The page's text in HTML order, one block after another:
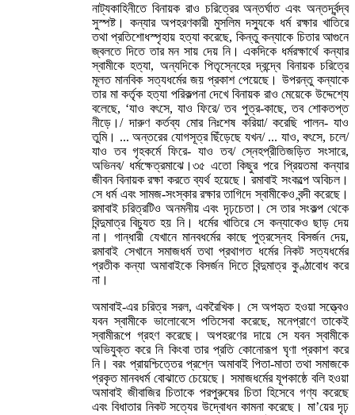
নাট্যকাহিনীতে বিনায়ক রাও চরিত্রের অন্তর্ঘাত এবং অন্তর্দ্বন্দ্ব
সুস্পষ্ট। কন্যার অপহরণকারী মুসলিম দস্যুকে ধর্ম রক্ষার খাতিরে
তথা প্রতিশোধস্পৃহায় হত্যা করেছে, কিন্তু কন্যাকে চিতার আগুনে
জ্বলতে দিতে তার মন সায় দেয় নি। একদিকে ধর্মরক্ষার্থে কন্যার
স্বামীকে হত্যা, অন্যদিকে পিতৃস্নেহের দ্বন্দ্বে বিনায়ক চরিত্রে
মূলত মানবিক সত্যধর্মের জয় প্রকাশ পেয়েছে। উপরন্তু কন্যাকে
তার মা কর্তৃক হত্যা পরিকল্পনা দেখে বিনায়ক রাও মেয়েকে উদ্দেশ্যে
বলেছে, ‘যাও বৎসে, যাও ফিরে/ তব পুত্র-কাছে, তব শোকতপ্ত
নীড়ে।/ দারুণ কর্তব্য মোর নিঃশেষ করিয়া/ করেছি পালন- যাও
তুমি। ... অন্তরের যোগসূত্র ছিঁড়েছে যখন/ ... যাও, বৎসে, চলে/
যাও তব গৃহকর্মে ফিরে- যাও তব/ স্নেহপ্রীতিজড়িত সংসারে,
অভিনব/ ধর্মক্ষেত্রমাঝে।৩৫ এতো কিছুর পরে প্রিয়তমা কন্যার
জীবন বিনায়ক রক্ষা করতে ব্যর্থ হয়েছে। রমাবাই সংকল্পে অবিচল।
সে ধর্ম এবং সামজ-সংস্কার রক্ষার তাগিদে স্বামীকেও বন্দী করেছে।
রমাবাই চরিত্রটিও অনমনীয় এবং দৃঢ়চেতা। সে তার সংকল্প থেকে
বিন্দুমাত্র বিচ্যুত হয় নি। ধর্মের খাতিরে সে কন্যাকেও ছাড় দেয়
না। গান্ধারী যেখানে মানবধর্মের কাছে পুত্রস্নেহ বিসর্জন দেয়,
রমাবাই সেখানে সমাজধর্ম তথা প্রথাগত ধর্মের নিকট সত্যধর্মের
প্রতীক কন্যা অমাবাইকে বিসর্জন দিতে বিন্দুমাত্র কুণ্ঠাবোধ করে
না।
অমাবাই-এর চরিত্র সরল, একরৈখিক। সে অপহৃত হওয়া সত্ত্বেও
যবন স্বামীকে ভালোবেসে পতিসেবা করেছে, মনেপ্রাণে তাকেই
স্বামীরূপে গ্রহণ করেছে। অপহরণের দায়ে সে যবন স্বামীকে
অভিযুক্ত করে নি কিংবা তার প্রতি কোনোরূপ ঘৃণা প্রকাশ করে
নি। বরং প্রায়শ্চিত্তের প্রশ্নে অমাবাই পিতা-মাতা তথা সমাজকে
প্রকৃত মানবধর্ম বোঝাতে চেয়েছে। সমাজধর্মের যূপকাষ্ঠে বলি হওয়া
অমাবাই জীবাজির চিতাকে পরপুরুষের চিতা হিসেবে গণ্য করেছে
এবং বিধাতার নিকট সত্যের উদ্বোধন কামনা করেছে। মা’য়ের দৃঢ়